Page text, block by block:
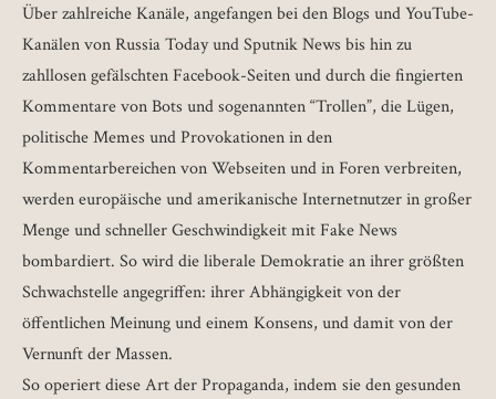
Über zahlreiche Kanäle, angefangen bei den Blogs und YouTube-
Kanälen von Russia Today und Sputnik News bis hin zu
zahllosen gefälschten Facebook-Seiten und durch die fingierten
Kommentare von Bots und sogenannten “Trollen”, die Lügen,
politische Memes und Provokationen in den
Kommentarbereichen von Webseiten und in Foren verbreiten,
werden europäische und amerikanische Internetnutzer in großer
Menge und schneller Geschwindigkeit mit Fake News
bombardiert. So wird die liberale Demokratie an ihrer größten
Schwachstelle angegriffen: ihrer Abhängigkeit von der
öffentlichen Meinung und einem Konsens, und damit von der
Vernunft der Massen.
So operiert diese Art der Propaganda, indem sie den gesunden